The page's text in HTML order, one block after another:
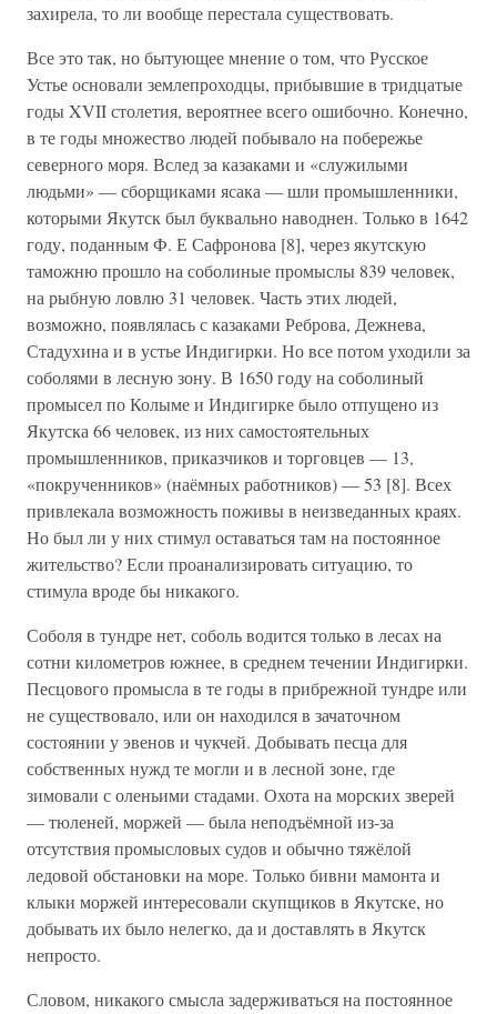
захирела, то ли вообще перестала существовать.
Все это так, но бытующее мнение о том, что Русское
Устье основали землепроходцы, прибывшие в тридцатые
годы XVII столетия, вероятнее всего ошибочно. Конечно,
в те годы множество людей побывало на побережье
северного моря. Вслед за казаками и «служилыми
людьми» — сборщиками ясака — шли промышленники,
которыми Якутск был буквально наводнен. Только в 1642
году, поданным Ф. Е Сафронова [8], через якутскую
таможню прошло на соболиные промыслы 839 человек,
на рыбную ловлю 31 человек. Часть этих людей,
возможно, появлялась с казаками Реброва, Дежнева,
Стадухина и в устье Индигирки. Но все потом уходили за
соболями в лесную зону. В 1650 году на соболиный
промысел по Колыме и Индигирке было отпущено из
Якутска 66 человек, из них самостоятельных
промышленников, приказчиков и торговцев — 13,
«покрученников» (наёмных работников) — 53 [8]. Всех
привлекала возможность поживы в неизведанных краях.
Но был ли у них стимул оставаться там на постоянное
жительство? Если проанализировать ситуацию, то
стимула вроде бы никакого.
Соболя в тундре нет, соболь водится только в лесах на
сотни километров южнее, в среднем течении Индигирки.
Песцового промысла в те годы в прибрежной тундре или
не существовало, или он находился в зачаточном
состоянии у эвенов и чукчей. Добывать песца для
собственных нужд те могли и в лесной зоне, где
зимовали с оленьими стадами. Охота на морских зверей
— тюленей, моржей — была неподъёмной из-за
отсутствия промысловых судов и обычно тяжёлой
ледовой обстановки на море. Только бивни мамонта и
клыки моржей интересовали скупщиков в Якутске, но
добывать их было нелегко, да и доставлять в Якутск
непросто.
Словом, никакого смысла задерживаться на постоянное